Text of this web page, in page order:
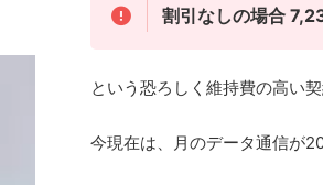
割引なしの場合
という恐ろしく維持費の高い契
今現在は、月のデータ通信が